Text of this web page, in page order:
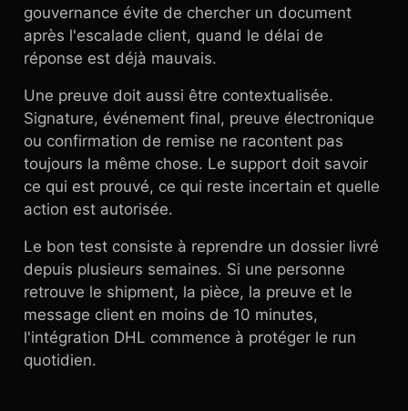
gouvernance évite de chercher un document
après l'escalade client, quand le délai de
réponse est déjà mauvais.
Une preuve doit aussi être contextualisée.
Signature, événement final, preuve électronique
ou confirmation de remise ne racontent pas
toujours la même chose. Le support doit savoir
ce qui est prouvé, ce qui reste incertain et quelle
action est autorisée.
Le bon test consiste à reprendre un dossier livré
depuis plusieurs semaines. Si une personne
retrouve le shipment, la pièce, la preuve et le
message client en moins de 10 minutes,
l'intégration DHL commence à protéger le run
quotidien.